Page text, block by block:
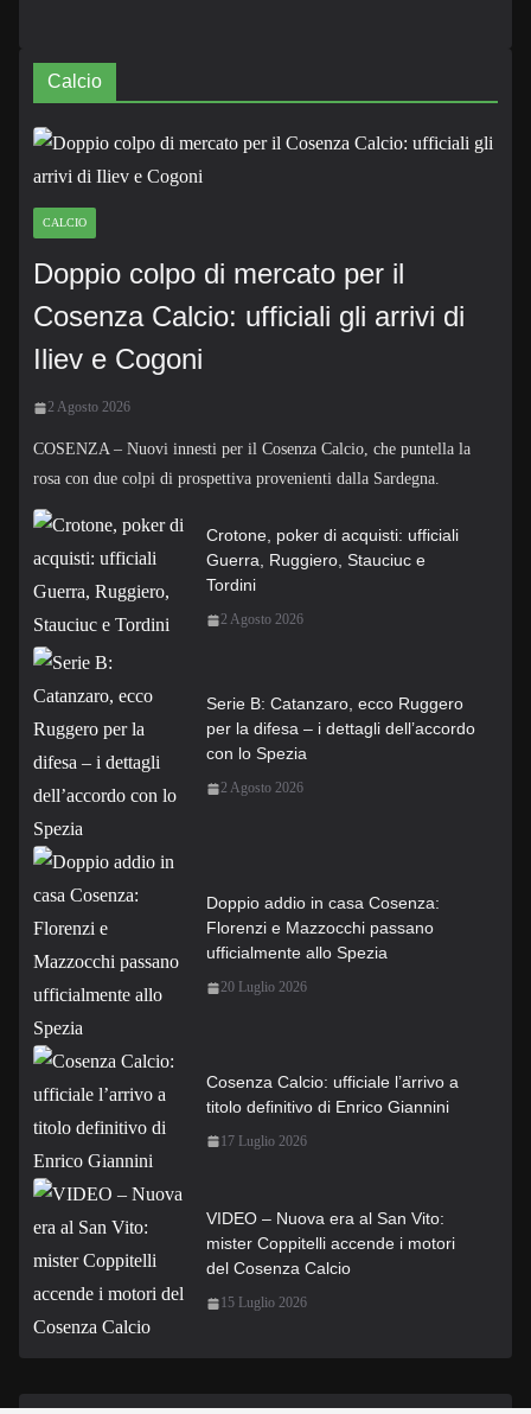
Calcio
CALCIO
Doppio colpo di mercato per il
Cosenza Calcio: ufficiali gli arrivi di
Iliev e Cogoni
2 Agosto 2026
COSENZA – Nuovi innesti per il Cosenza Calcio, che puntella la
rosa con due colpi di prospettiva provenienti dalla Sardegna.
Crotone, poker di acquisti: ufficiali
Guerra, Ruggiero, Stauciuc e
Tordini
2 Agosto 2026
Serie B: Catanzaro, ecco Ruggero
per la difesa – i dettagli dell’accordo
con lo Spezia
2 Agosto 2026
Doppio addio in casa Cosenza:
Florenzi e Mazzocchi passano
ufficialmente allo Spezia
20 Luglio 2026
Cosenza Calcio: ufficiale l’arrivo a
titolo definitivo di Enrico Giannini
17 Luglio 2026
VIDEO – Nuova era al San Vito:
mister Coppitelli accende i motori
del Cosenza Calcio
15 Luglio 2026